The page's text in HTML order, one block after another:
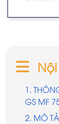
1.
GS MF
2. MÔ